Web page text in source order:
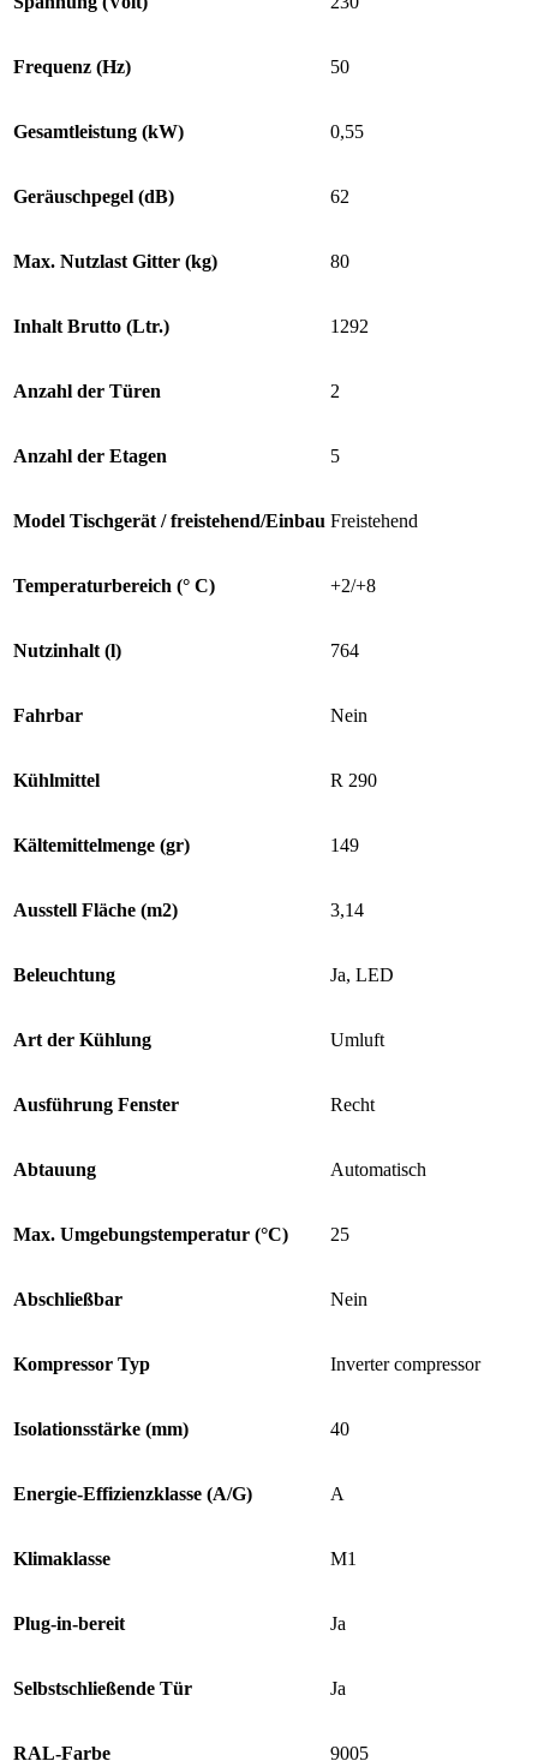
Frequenz (Hz) 50
Gesamtleistung (kW) 0,55
Geräuschpegel (dB) 62
Max. Nutzlast Gitter (kg) 80
Inhalt Brutto (Ltr.) 1292
Anzahl der Türen 2
Anzahl der Etagen 5
Model Tischgerät / freistehend/Einbau Freistehend
Temperaturbereich (° C) +2/+8
Nutzinhalt (l) 764
Fahrbar Nein
Kühlmittel R 290
Kältemittelmenge (gr) 149
Ausstell Fläche (m2) 3,14
Beleuchtung Ja, LED
Art der Kühlung Umluft
Ausführung Fenster Recht
Abtauung Automatisch
Max. Umgebungstemperatur (°C) 25
Abschließbar Nein
Kompressor Typ Inverter compressor
Isolationsstärke (mm) 40
Energie-Effizienzklasse (A/G) A
Klimaklasse M1
Plug-in-bereit Ja
Selbstschließende Tür Ja
RAL-Farbe 9005